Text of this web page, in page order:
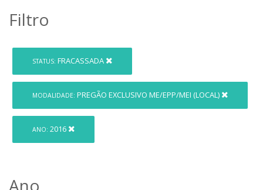
Filtro
STATUS: FRACASSADA
MODALIDADE: PREGÃO EXCLUSIVO ME/EPP/MEI (LOCAL)
ANO: 2016
Ano